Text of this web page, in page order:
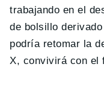
trabajando en el
de bolsillo
podría retomar la
X, convivirá con el